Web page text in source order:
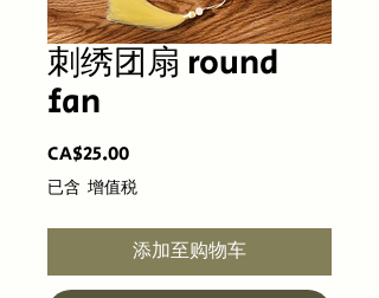
刺绣团扇 round
fan
CA$25.00價
格
已含 增值税
添加至购物车